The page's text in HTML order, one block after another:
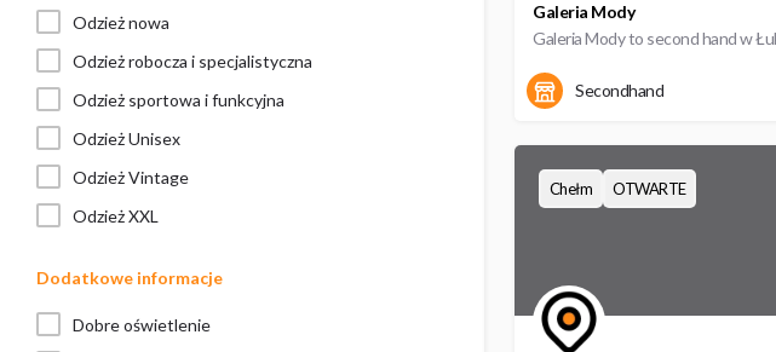
Odzież nowa
Odzież robocza i specjalistyczna
Odzież sportowa i funkcyjna
Odzież Unisex
Odzież Vintage
Odzież XXL
Dodatkowe informacje
Dobre oświetlenie
Galeria Mody
Secondhand
Chełm OTWARTE